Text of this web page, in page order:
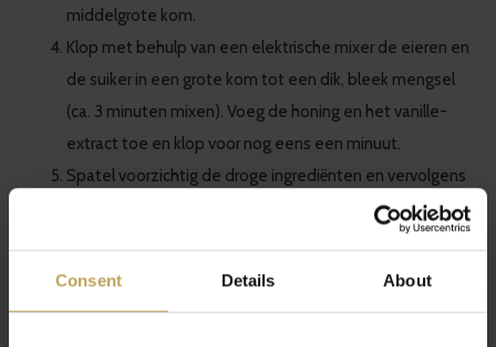
Consent Details About
middelgrote kom.
Klop met behulp van een elektrische mixer de eieren en
de suiker in een grote kom tot een dik, bleek mengsel
(ca. 3 minuten mixen). Voeg de honing en het vanille-
extract toe en klop voor nog eens een minuut.
Spatel voorzichtig de droge ingrediënten en vervolgens
de boter door het eiermengsel. Dek het beslag af met
vershoudfolie en koel het voor minsten 3 uur (tot 2
dagen).